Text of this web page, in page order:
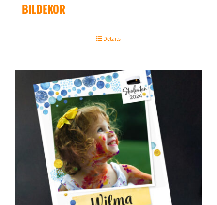
BILDEKOR
Details